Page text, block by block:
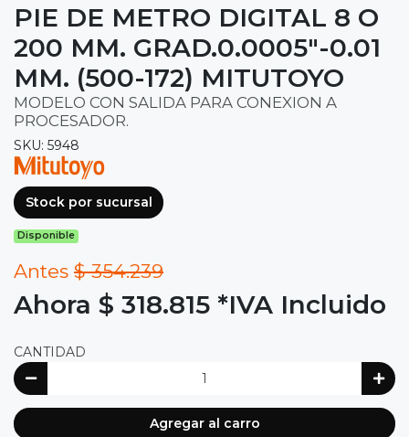
PIE DE METRO DIGITAL 8 O
200 MM. GRAD.0.0005"-0.01
MM. (500-172) MITUTOYO
MODELO CON SALIDA PARA CONEXION A
PROCESADOR.
SKU: 5948
Stock por sucursal
Disponible
Antes $ 354.239
Ahora $ 318.815 *IVA Incluido
CANTIDAD
Agregar al carro